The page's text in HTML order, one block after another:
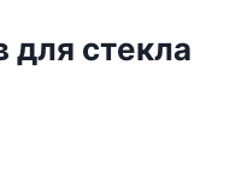
для стекла